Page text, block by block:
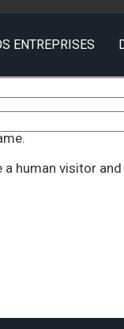
ENTREPRISES
human visitor